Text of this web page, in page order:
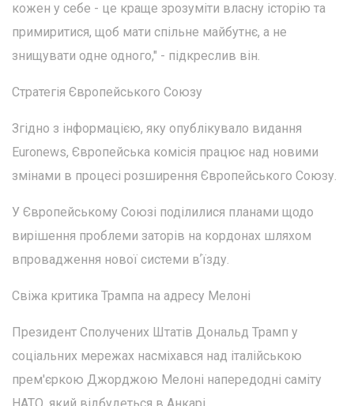
кожен у себе - це краще зрозуміти власну історію та
примиритися, щоб мати спільне майбутнє, а не
знищувати одне одного," - підкреслив він.
Стратегія Європейського Союзу
Згідно з інформацією, яку опублікувало видання
Euronews, Європейська комісія працює над новими
змінами в процесі розширення Європейського Союзу.
У Європейському Союзі поділилися планами щодо
вирішення проблеми заторів на кордонах шляхом
впровадження нової системи вʼїзду.
Свіжа критика Трампа на адресу Мелоні
Президент Сполучених Штатів Дональд Трамп у
соціальних мережах насміхався над італійською
прем'єркою Джорджою Мелоні напередодні саміту